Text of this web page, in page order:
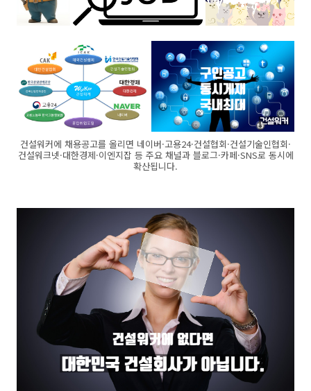
건설워커에 채용공고를 올리면 네이버·고용24·건설협회·건설기술인협회·
건설워크넷·대한경제·이엔지잡 등 주요 채널과 블로그·카페·SNS로 동시에
확산됩니다.